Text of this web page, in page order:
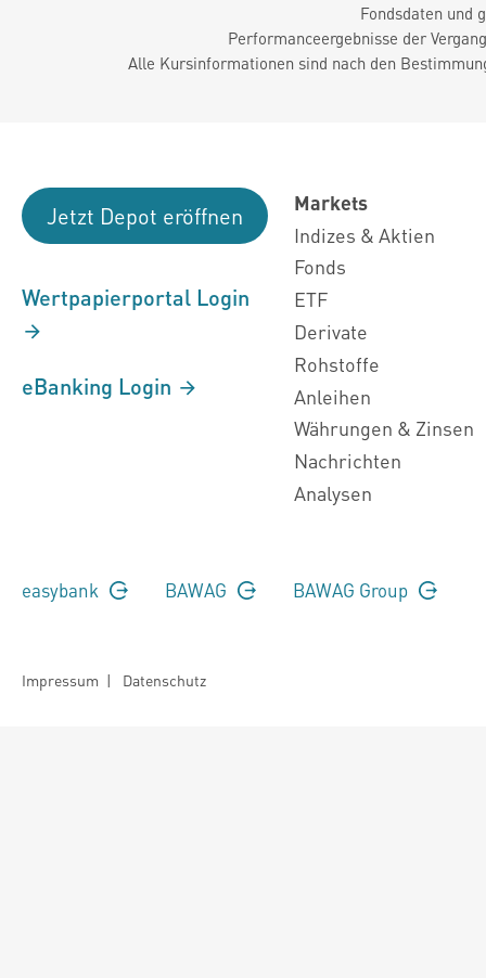
Fondsdaten und
Performanceergebnisse der
Alle Kursinformationen sind nach den
Jetzt Depot eröffnen
Wertpapierportal Login
eBanking Login
Markets
Indizes & Aktien
Fonds
ETF
Derivate
Rohstoffe
Anleihen
Währungen & Zinsen
Nachrichten
Analysen
easybank BAWAG BAWAG Group
Impressum | Datenschutz